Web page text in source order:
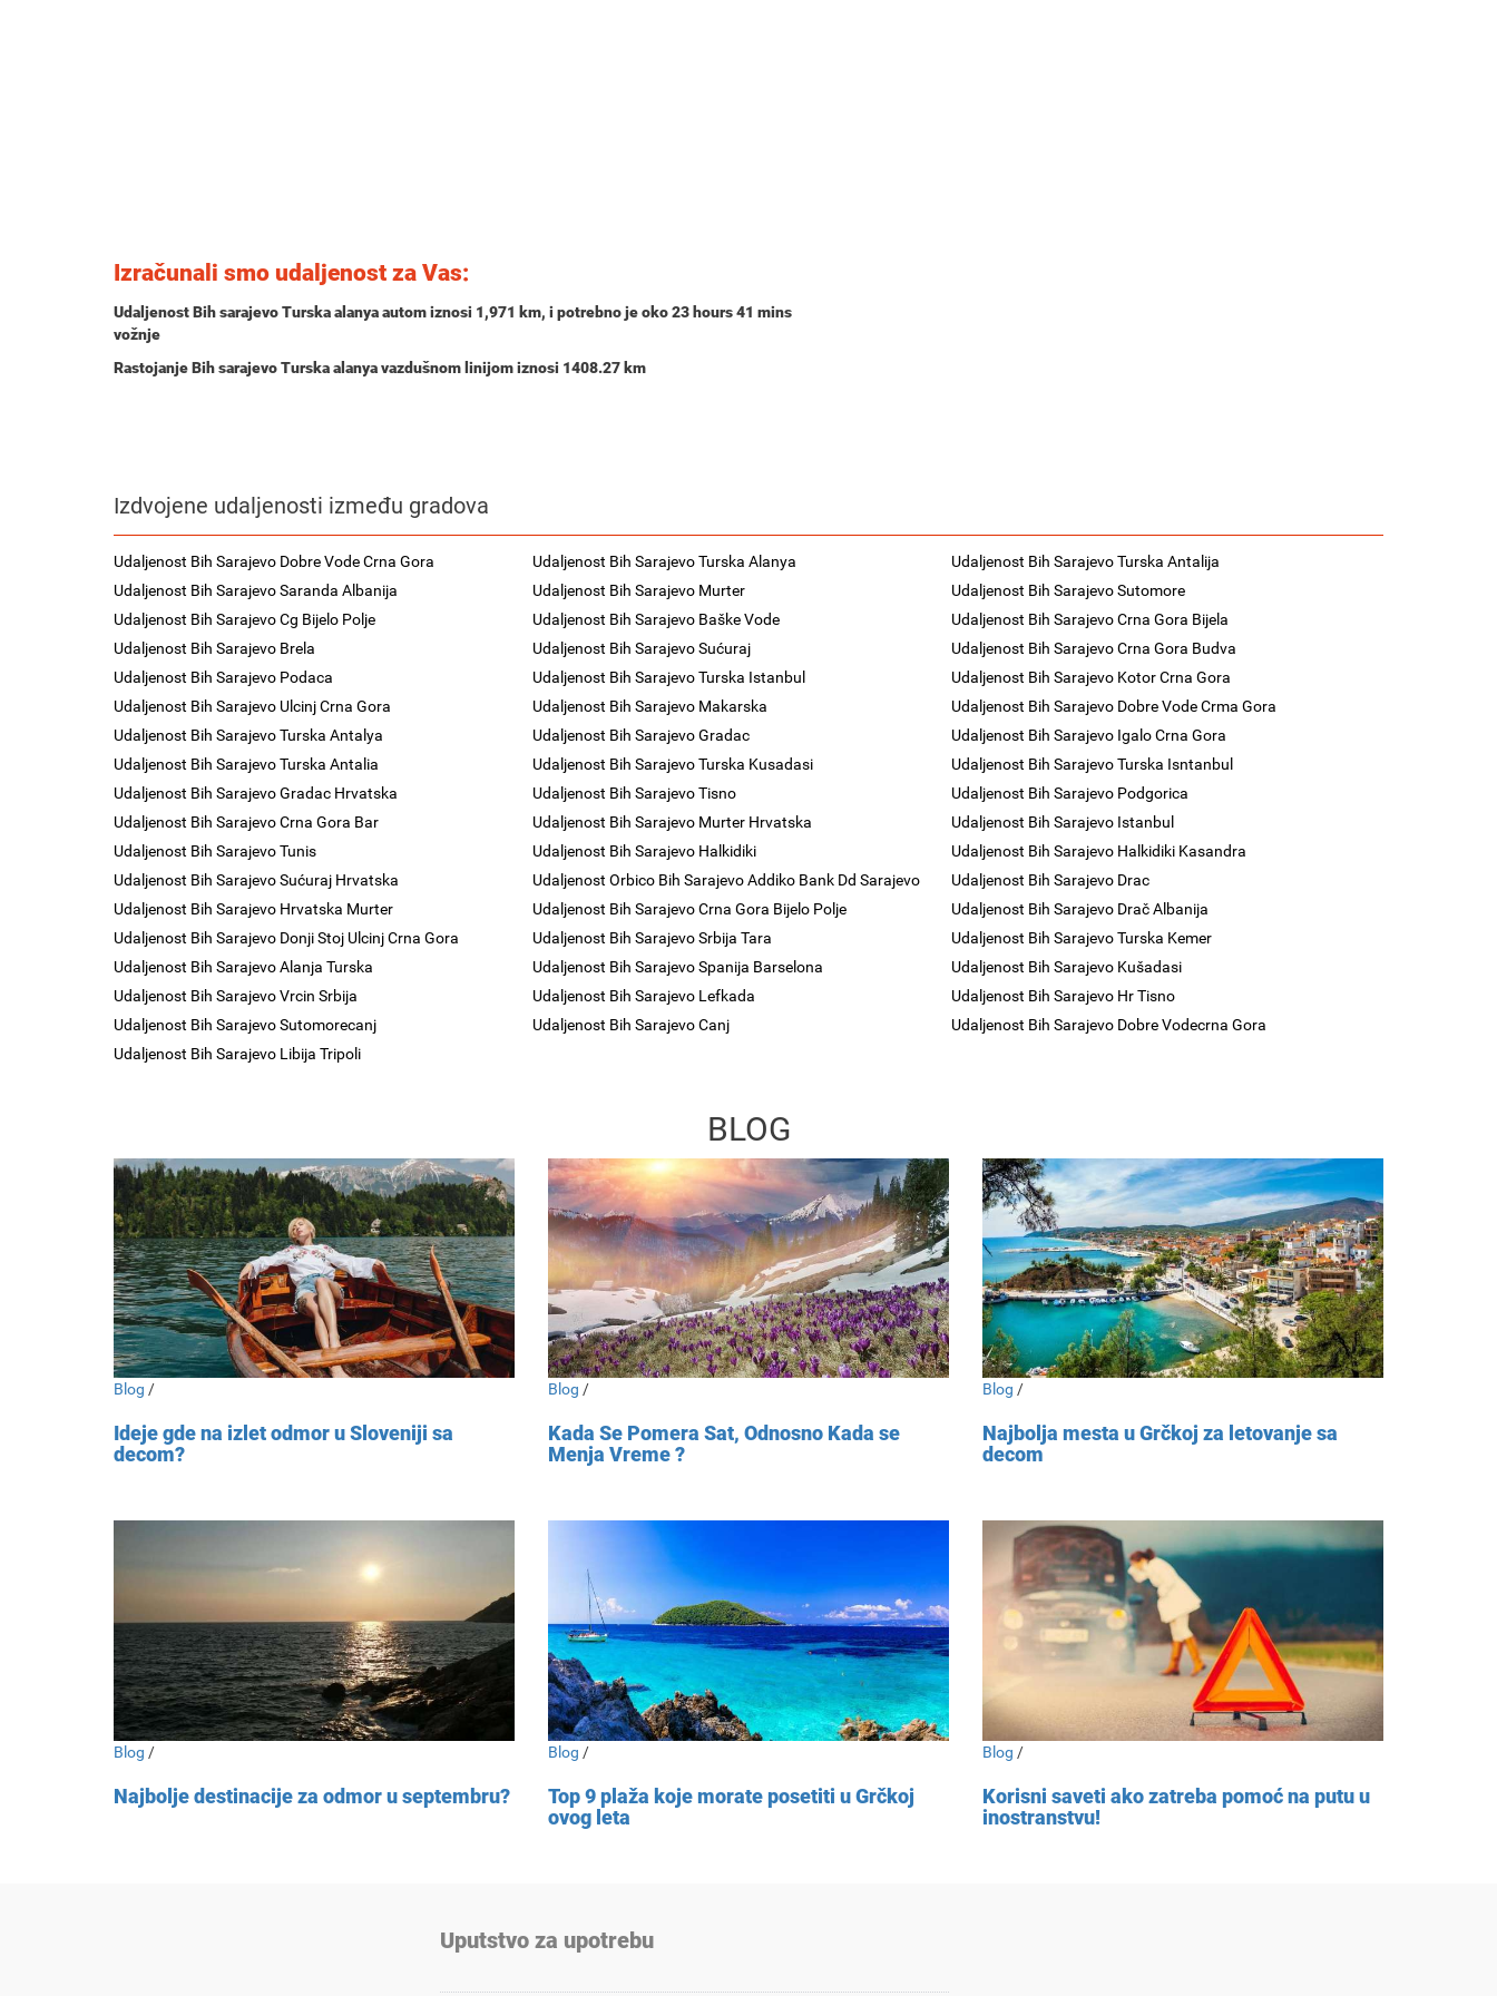
Izračunali smo udaljenost za Vas:
Udaljenost Bih sarajevo Turska alanya autom iznosi 1,971 km, i potrebno je oko23 hours 41 mins
vožnje
Rastojanje Bih sarajevo Turska alanya vazdušnom linijom iznosi 1408.27 km
Izdvojene udaljenosti između gradova
Udaljenost Bih Sarajevo Dobre Vode Crna Gora Udaljenost Bih Sarajevo Turska Alanya
Udaljenost Bih Sarajevo Turska Antalija
Udaljenost Bih Sarajevo Saranda Albanija
Udaljenost Bih Sarajevo Murter
Udaljenost Bih Sarajevo Sutomore
Udaljenost Bih Sarajevo Cg Bijelo Polje
Udaljenost Bih Sarajevo Baške Vode
Udaljenost Bih Sarajevo Crna Gora Bijela
Udaljenost Bih Sarajevo Brela
Udaljenost Bih Sarajevo Sućuraj
Udaljenost Bih Sarajevo Crna Gora Budva
Udaljenost Bih Sarajevo Podaca
Udaljenost Bih Sarajevo Turska Istanbul
Udaljenost Bih Sarajevo Kotor Crna Gora
Udaljenost Bih Sarajevo Ulcinj Crna Gora
Udaljenost Bih Sarajevo Makarska
Udaljenost Bih Sarajevo Dobre Vode Crma Gora
Udaljenost Bih Sarajevo Turska Antalya
Udaljenost Bih Sarajevo Gradac
Udaljenost Bih Sarajevo Igalo Crna Gora
Udaljenost Bih Sarajevo Turska Antalia
Udaljenost Bih Sarajevo Turska Kusadasi
Udaljenost Bih Sarajevo Turska Isntanbul
Udaljenost Bih Sarajevo Gradac Hrvatska
Udaljenost Bih Sarajevo Tisno
Udaljenost Bih Sarajevo Podgorica
Udaljenost Bih Sarajevo Crna Gora Bar
Udaljenost Bih Sarajevo Murter Hrvatska
Udaljenost Bih Sarajevo Istanbul
Udaljenost Bih Sarajevo Tunis
Udaljenost Bih Sarajevo Halkidiki
Udaljenost Bih Sarajevo Halkidiki Kasandra
Udaljenost Bih Sarajevo Sućuraj Hrvatska
Udaljenost Orbico Bih Sarajevo Addiko Bank Dd Sarajevo
Udaljenost Bih Sarajevo Drac
Udaljenost Bih Sarajevo Hrvatska Murter
Udaljenost Bih Sarajevo Crna Gora Bijelo Polje
Udaljenost Bih Sarajevo Drač Albanija
Udaljenost Bih Sarajevo Donji Stoj Ulcinj Crna Gora
Udaljenost Bih Sarajevo Srbija Tara
Udaljenost Bih Sarajevo Turska Kemer
Udaljenost Bih Sarajevo Alanja Turska
Udaljenost Bih Sarajevo Spanija Barselona
Udaljenost Bih Sarajevo Kušadasi
Udaljenost Bih Sarajevo Vrcin Srbija
Udaljenost Bih Sarajevo Lefkada
Udaljenost Bih Sarajevo Hr Tisno
Udaljenost Bih Sarajevo Sutomorecanj
Udaljenost Bih Sarajevo Canj
Udaljenost Bih Sarajevo Dobre Vodecrna Gora
Udaljenost Bih Sarajevo Libija Tripoli
BLOG
Blog /
Ideje gde na izlet odmor u Sloveniji sa
decom?
Blog /
Kada Se Pomera Sat, Odnosno Kada se
Menja Vreme ?
Blog /
Najbolja mesta u Grčkoj za letovanje sa
decom
Blog /
Najbolje destinacije za odmor u septembru?
Blog /
Top 9 plaža koje morate posetiti u Grčkoj
ovog leta
Blog /
Korisni saveti ako zatreba pomoć na putu u
inostranstvu!
Uputstvo za upotrebu